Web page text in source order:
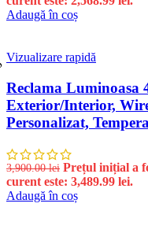
Adaugă în coș
Vizualizare rapidă
Reclama Luminoasa
Exterior/Interior,
Personalizat,
3,900.00lei Prețul inițial a
curent este: 3,489.99 lei.
Adaugă în coș